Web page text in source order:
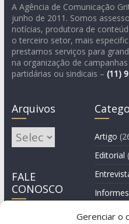
Gerenciar o
A Agência de Comunicação
junho de 2011. Somos
notícias, produtora de
o terceiro setor, mais
prestamos serviços para
na organização de
partidárias ou sindicais – (11)
Arquivos
Arquivos
FALE
CONOSCO
Artigo
Editorial
Informes